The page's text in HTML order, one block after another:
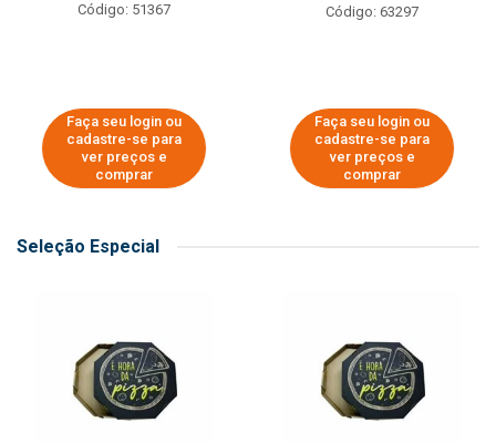
Código: 51367
Faça seu login ou
cadastre-se para
ver preços e
comprar
Código: 63297
Faça seu login ou
cadastre-se para
ver preços e
comprar
Seleção Especial